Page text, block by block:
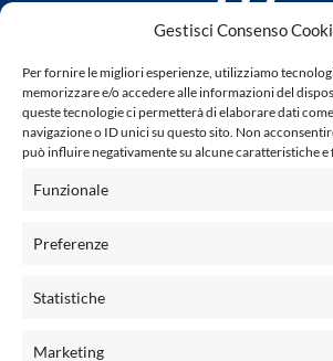
Gestisci Consenso
Per fornire le migliori esperienze, utilizziamo
memorizzare e/o accedere alle informazioni del
queste tecnologie ci permetterà di elaborare dati
navigazione o ID unici su questo sito. Non
può influire negativamente su alcune caratteristiche
Funzionale
Preferenze
Statistiche
Marketing
fondato da Romano
Questo blog non rappresenta una
quanto viene aggiornato senza alcuna
legge n° 62 del 7.03.2001. L'autore non è